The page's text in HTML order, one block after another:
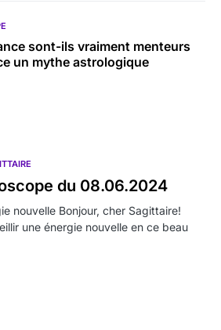
sont-ils vraiment menteurs
un mythe astrologique
du 08.06.2024
nouvelle Bonjour, cher Sagittaire!
une énergie nouvelle en ce beau